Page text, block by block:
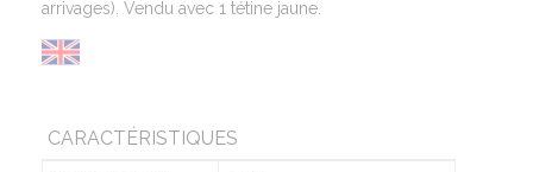
arrivages). Vendu avec 1 tétine jaune.
CARACTÉRISTIQUES